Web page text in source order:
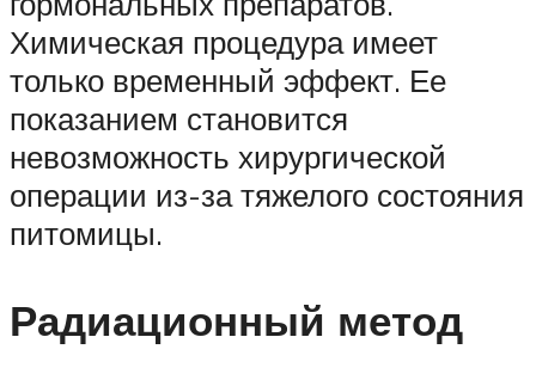
Химическая процедура имеет
только временный эффект. Ее
показанием становится
невозможность хирургической
операции из-за тяжелого состояния
питомицы.
Радиационный метод